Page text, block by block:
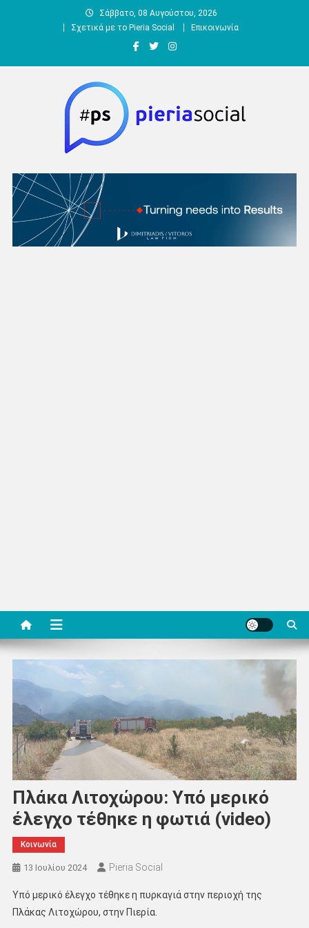
Σάββατο, 08 Αυγούστου, 2026
Σχετικά με το Pieria Social
Επικοινωνία
Pieria Social
Πλάκα Λιτοχώρου: Υπό μερικό
έλεγχο τέθηκε η φωτιά (video)
Κοινωνία
13 Ιουλίου 2024 Pieria Social
Υπό μερικό έλεγχο τέθηκε η πυρκαγιά στην περιοχή της
Πλάκας Λιτοχώρου, στην Πιερία.